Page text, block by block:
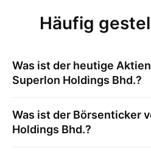
Häufig
Was ist der heutige
Superlon Holdings Bhd.?
Was ist der Börsenticker
Holdings Bhd.?